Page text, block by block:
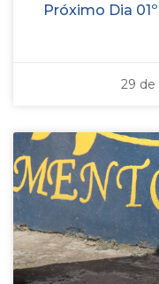
Próximo Dia
29 de